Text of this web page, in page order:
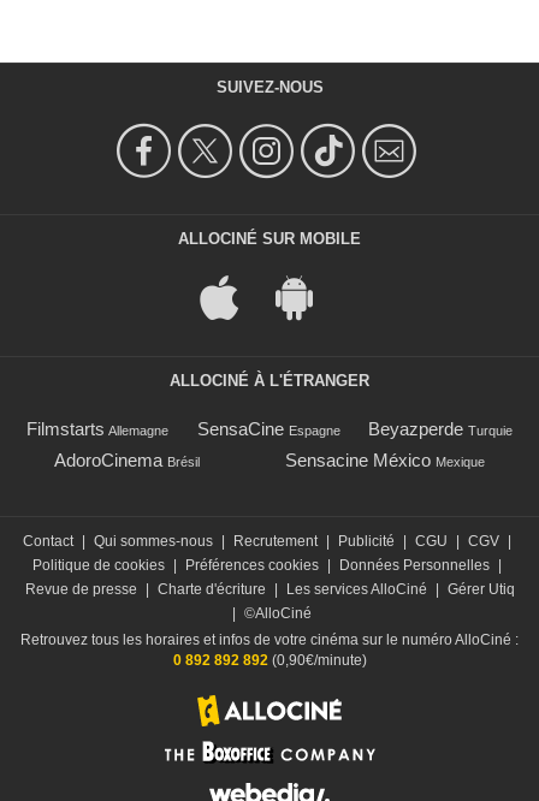
SUIVEZ-NOUS
ALLOCINÉ SUR MOBILE
ALLOCINÉ À L'ÉTRANGER
Filmstarts Allemagne SensaCine Espagne Beyazperde Turquie
AdoroCinema Brésil Sensacine México Mexique
Contact Qui sommes-nous Recrutement Publicité CGU CGV
Politique de cookies
Préférences cookies Données Personnelles
Revue de presse
Charte d'écriture Les services AlloCiné
Gérer Utiq
©AlloCiné
Retrouvez tous les horaires et infos de votre cinéma sur le numéro AlloCiné :
0 892 892 892(0,90€/minute)